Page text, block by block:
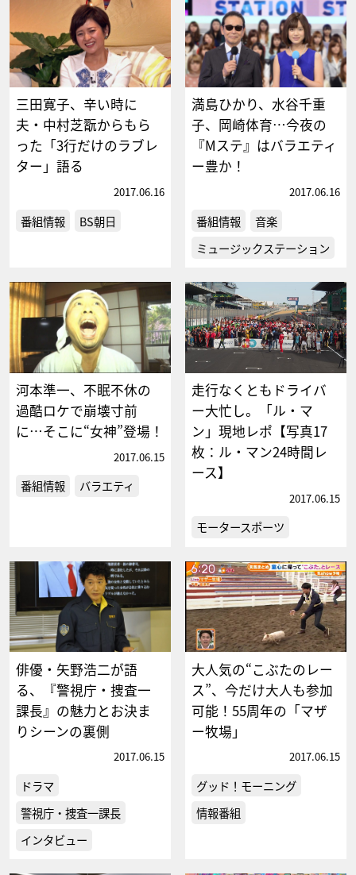
三田寛子、辛い時に
夫・中村芝翫からもら
った「3行だけのラブレ
ター」語る
2017.06.16
番組情報 BS朝日
満島ひかり、水谷千重
子、岡崎体育…今夜の
『Mステ』はバラエティ
ー豊か！
2017.06.16
番組情報
音楽
ミュージックステーション
河本準一、不眠不休の
過酷ロケで崩壊寸前
に…そこに“女神”登場！
2017.06.15
番組情報 バラエティ
走行なくともドライバ
ー大忙し。「ル・マ
ン」現地レポ【写真17
枚：ル・マン24時間レ
ース】
2017.06.15
モータースポーツ
俳優・矢野浩二が語
る、『警視庁・捜査一
課長』の魅力とお決ま
りシーンの裏側
2017.06.15
ドラマ
警視庁・捜査一課長
インタビュー
大人気の“こぶたのレー
ス”、今だけ大人も参加
可能！55周年の「マザ
ー牧場」
2017.06.15
グッド！モーニング
情報番組